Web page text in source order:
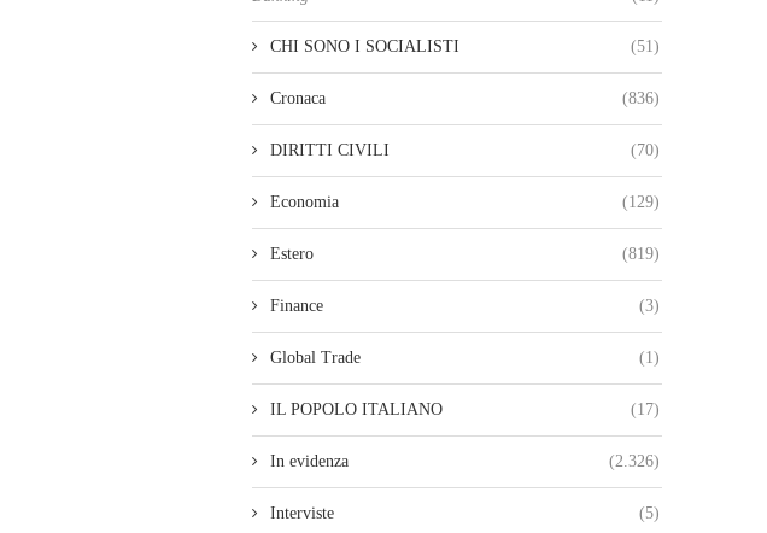
CHI SONO I SOCIALISTI (51)
Cronaca (836)
DIRITTI CIVILI (70)
Economia (129)
Estero (819)
Finance (3)
Global Trade (1)
IL POPOLO ITALIANO (17)
In evidenza (2.326)
Interviste (5)